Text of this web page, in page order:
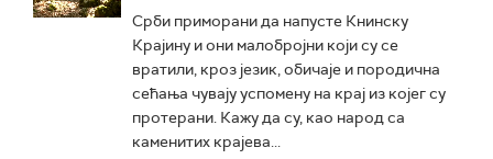
Срби приморани да напусте Книнску
Крајину и они малобројни који су се
вратили, кроз језик, обичаје и породична
сећања чувају успомену на крај из којег су
протерани. Кажу да су, као народ са
каменитих крајева...